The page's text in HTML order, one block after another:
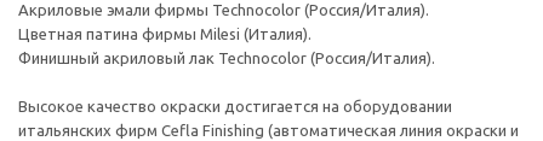
Акриловые эмали фирмы Technocolor (Россия/Италия).
Цветная патина фирмы Milesi (Италия).
Финишный акриловый лак Technocolor (Россия/Италия).
Высокое качество окраски достигается на оборудовании
итальянских фирм Cefla Finishing (автоматическая линия окраски и